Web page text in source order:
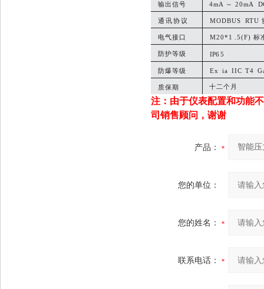
输出信号 4mA ～ 20mA
通讯协议 MODBUS RTU
电气接口 M20*1 .5(F) 标
防护等级 IP65
防爆等级 Ex ia IIC T4
质保期 十二个月
注：由于仪表配置和功能
司销售顾问， 谢谢
产品：
您的单位：
您的姓名：
联系电话：